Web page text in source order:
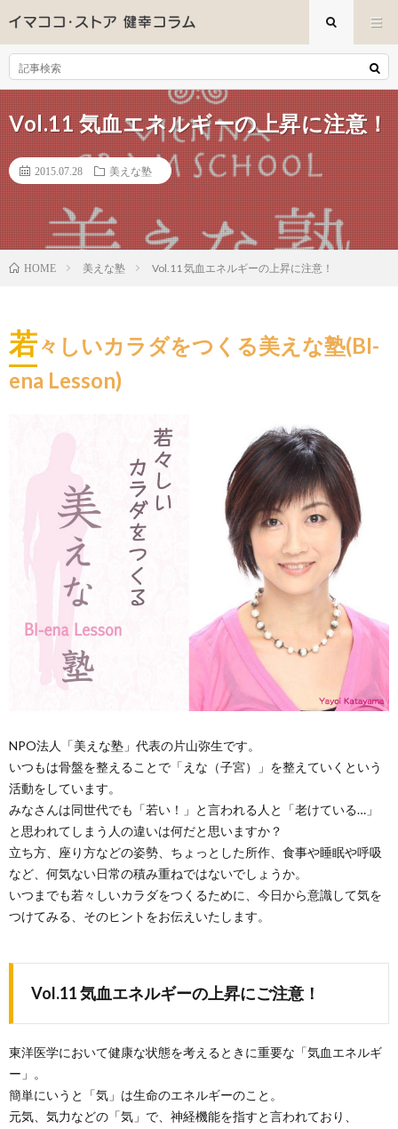
Vol.11 気血エネルギーの上昇に注意！
2015.07.28 美えな塾
HOME 美えな塾 Vol.11 気血エネルギーの上昇に注意！
若々しいカラダをつくる美えな塾(BI-
ena Lesson)
NPO法人「美えな塾」代表の片山弥生です。
いつもは骨盤を整えることで「えな（子宮）」を整えていくという
活動をしています。
みなさんは同世代でも「若い！」と言われる人と「老けている…」
と思われてしまう人の違いは何だと思いますか？
立ち方、座り方などの姿勢、ちょっとした所作、食事や睡眠や呼吸
など、何気ない日常の積み重ねではないでしょうか。
いつまでも若々しいカラダをつくるために、今日から意識して気を
つけてみる、そのヒントをお伝えいたします。
Vol.11 気血エネルギーの上昇にご注意！
東洋医学において健康な状態を考えるときに重要な「気血エネルギ
ー」。
簡単にいうと「気」は生命のエネルギーのこと。
元気、気力などの「気」で、神経機能を指すと言われており、